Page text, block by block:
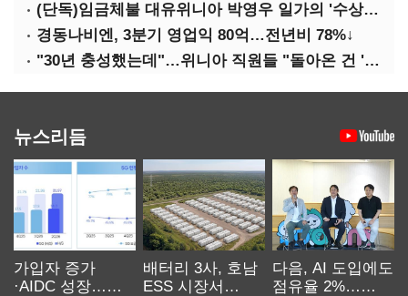
(단독)임금체불 대유위니아 박영우 일가의 '수상한 별장'
경동나비엔, 3분기 영업익 80억…전년비 78%↓
"30년 충성했는데"…위니아 직원들 "돌아온 건 '배신'"
뉴스리듬
가입자 증가
·AIDC 성장…
배터리 3사, 호남
ESS 시장서
다음, AI 도입에도
점유율 2%…